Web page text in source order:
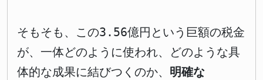
そもそも、この3.56億円という巨額の税金
が、一体どのように使われ、どのような具
体的な成果に結びつくのか、 明確な